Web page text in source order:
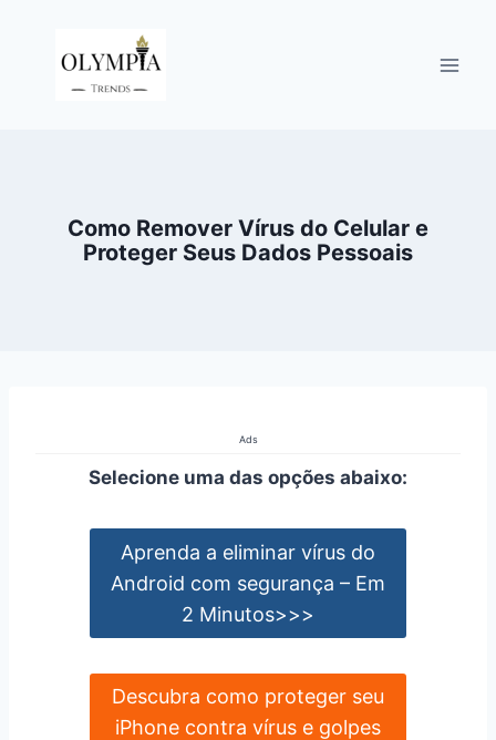
Como Remover Vírus do Celular e
Proteger Seus Dados Pessoais
Ads
Selecione uma das opções abaixo:
Aprenda a eliminar vírus do
Android com segurança – Em
2 Minutos>>>
Descubra como proteger seu
iPhone contra vírus e golpes